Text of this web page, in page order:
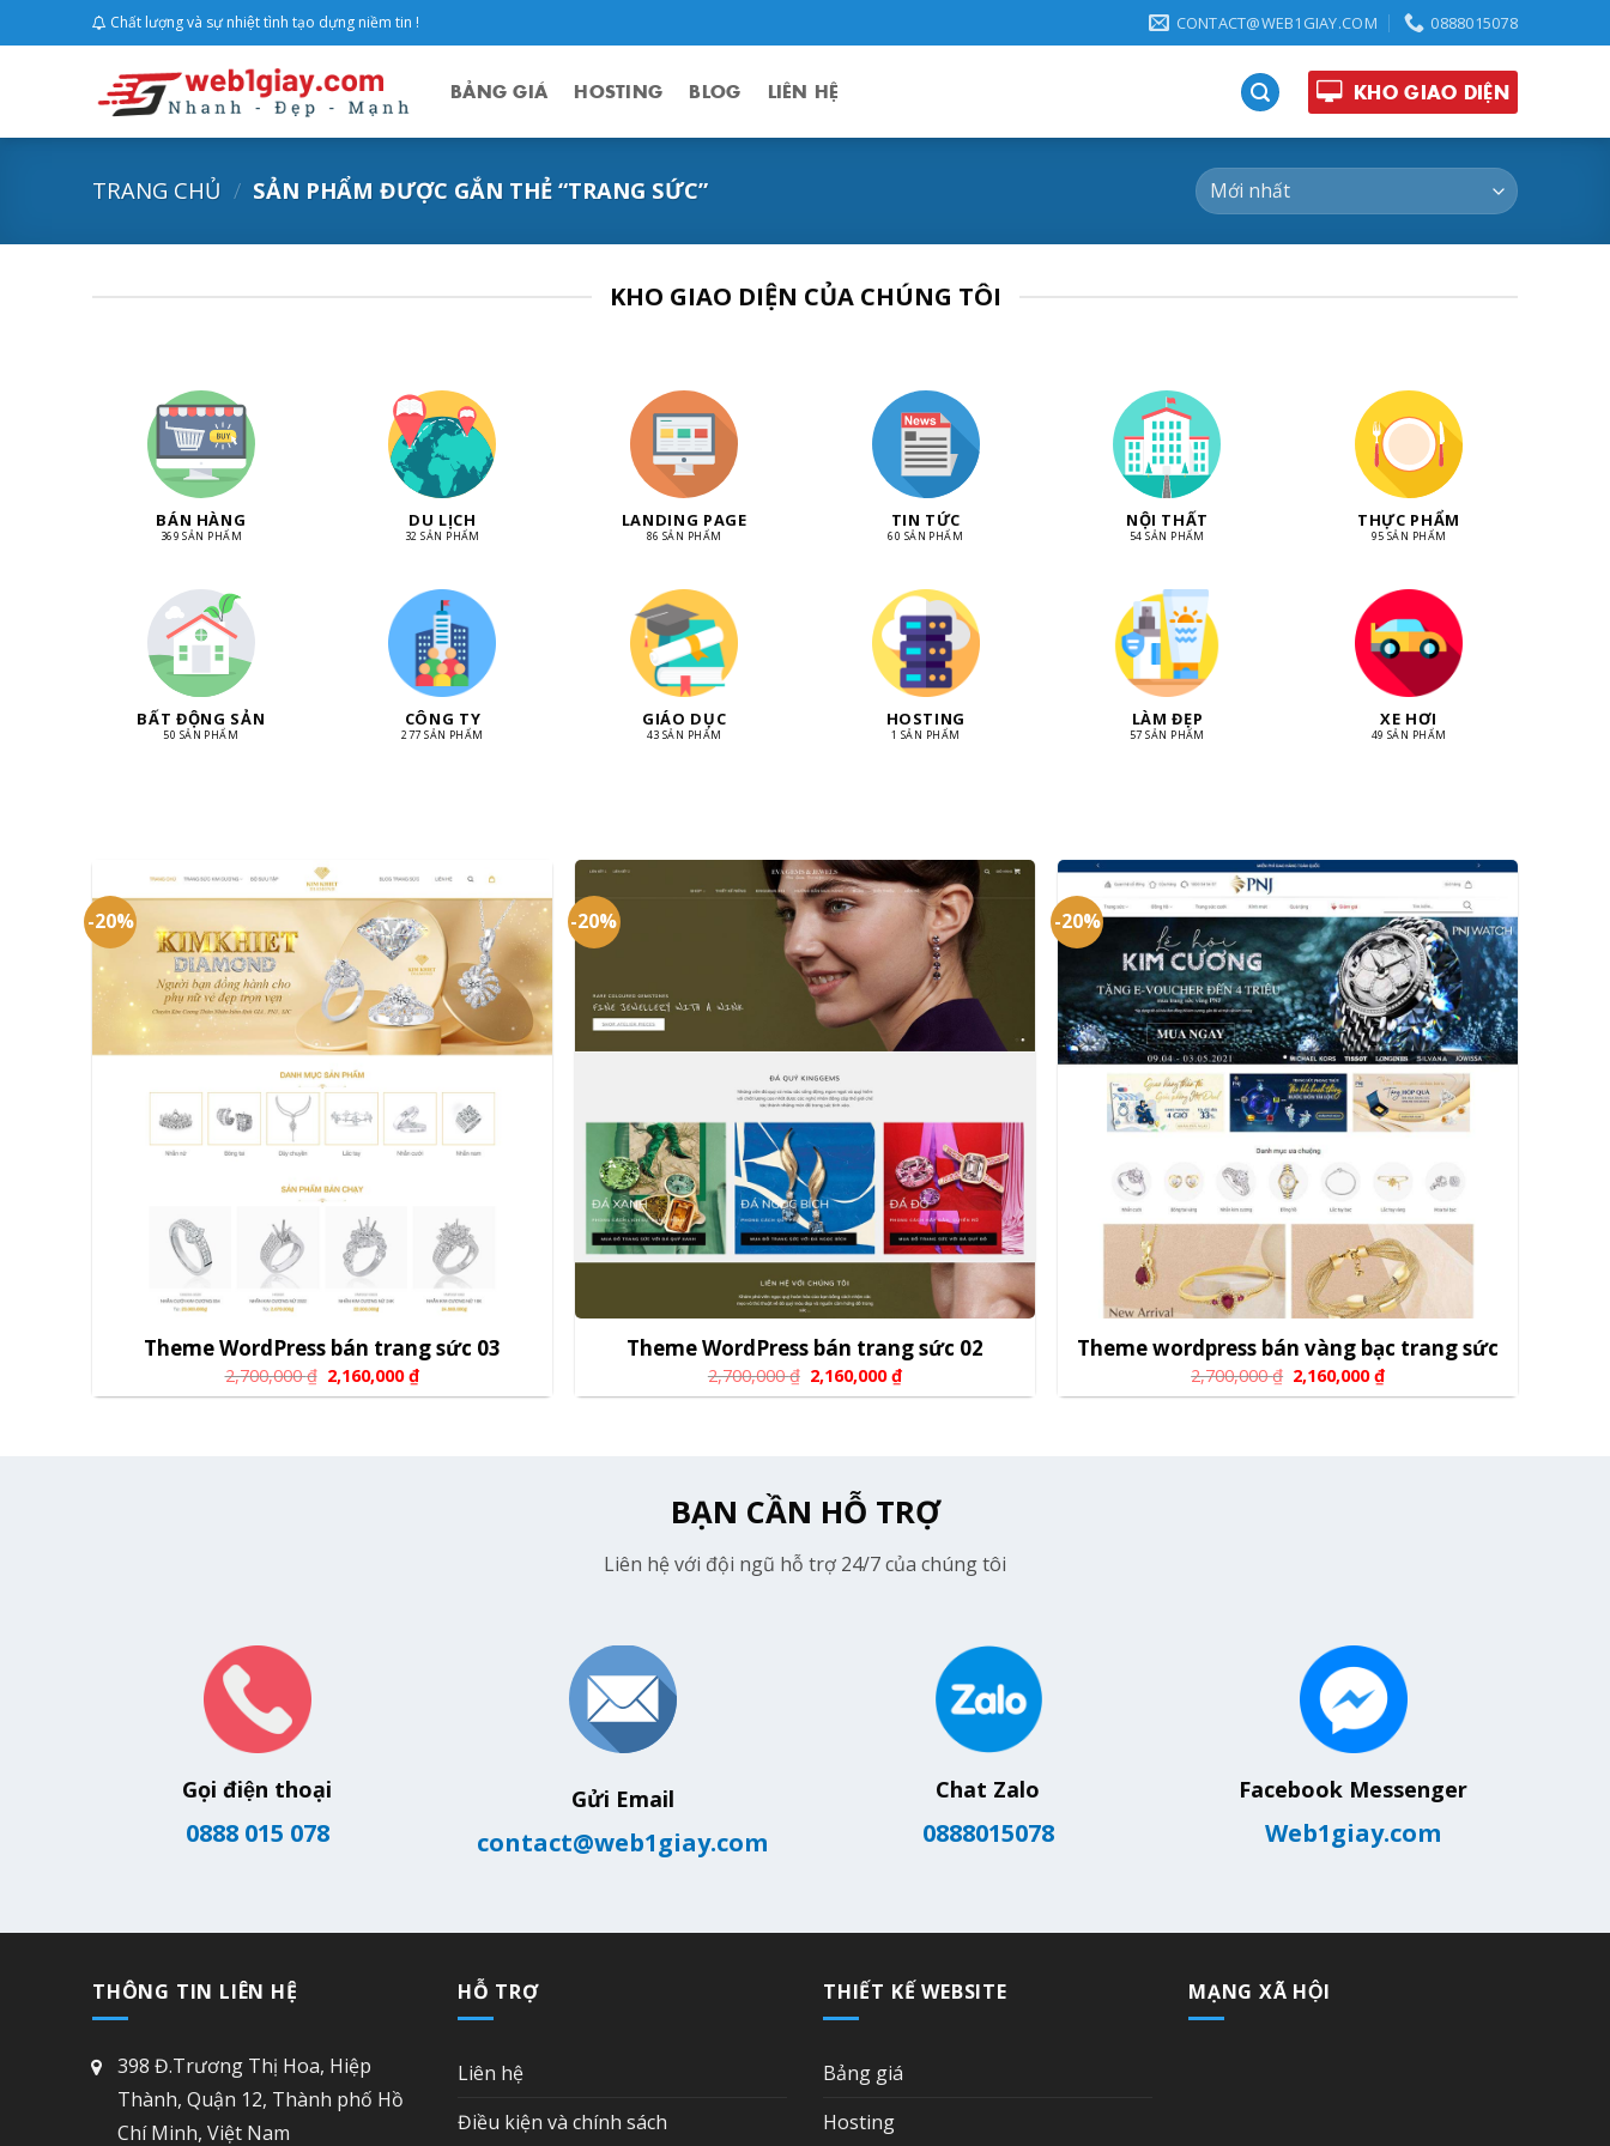
to
Chất lượng và sự nhiệt tình tạo dựng niềm tin ! CONTACT@WEB1GIAY.COM 0888015078
BẢNG GIÁ HOSTING BLOG LIÊN HỆ KHO GIAO DIỆN
TRANG CHỦ / SẢN PHẨM ĐƯỢC GẮN THẺ “TRANG SỨC”
KHO GIAO DIỆN CỦA CHÚNG TÔI
BÁN HÀNG
369 SẢN PHẨM
DU LỊCH
32 SẢN PHẨM
LANDING PAGE
86 SẢN PHẨM
TIN TỨC
60 SẢN PHẨM
NỘI THẤT
54 SẢN PHẨM
THỰC PHẨM
95 SẢN PHẨM
BẤT ĐỘNG SẢN
50 SẢN PHẨM
CÔNG TY
277 SẢN PHẨM
GIÁO DỤC
43 SẢN PHẨM
HOSTING
1 SẢN PHẨM
LÀM ĐẸP
57 SẢN PHẨM
XE HƠI
49 SẢN PHẨM
-20%
Theme WordPress bán trang sức 03
2,700,000₫ 2,160,000₫
-20%
Theme WordPress bán trang sức 02
2,700,000₫ 2,160,000₫
-20%
Theme wordpress bán vàng bạc trang sức
2,700,000₫ 2,160,000₫
BẠN CẦN HỖ TRỢ
Liên hệ với đội ngũ hỗ trợ 24/7 của chúng tôi
Gọi điện thoại
0888 015 078
Gửi Email
contact@web1giay.com
Chat Zalo
0888015078
Facebook Messenger
Web1giay.com
THÔNG TIN LIÊN HỆ
398 Đ.Trương Thị Hoa, Hiệp
Thành, Quận 12, Thành phố Hồ
Chí Minh, Việt Nam
HỖ TRỢ
Liên hệ
Điều kiện và chính sách
THIẾT KẾ WEBSITE
Bảng giá
Hosting
MẠNG XÃ HỘI